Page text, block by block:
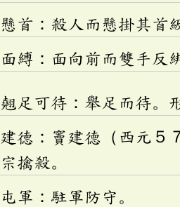
懸首：殺人而懸掛其首
面縛：面向前而雙手反
翹足可待：舉足而待。
建德：竇建德（西元５
宗擒殺。
屯軍：駐軍防守。